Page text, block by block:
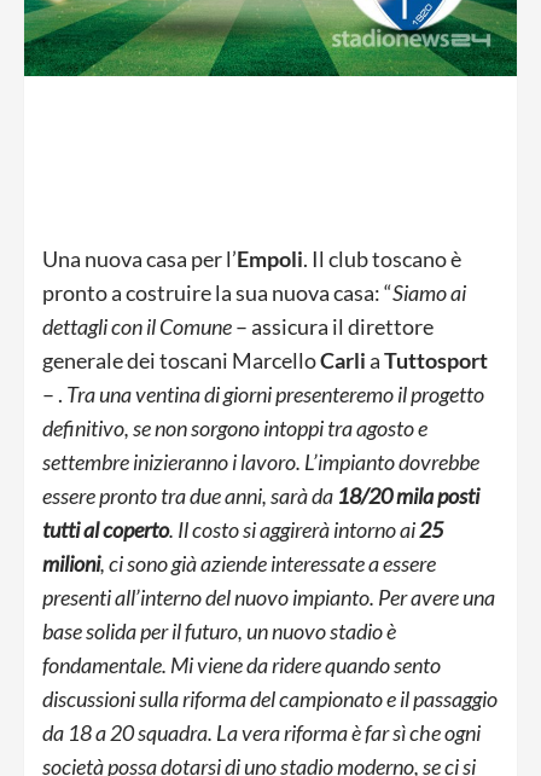
Una nuova casa per l’Empoli. Il club toscano è
pronto a costruire la sua nuova casa: “Siamo ai
dettagli con il Comune– assicura il direttore
generale dei toscani MarcelloCarliaTuttosport
– . Tra una ventina di giorni presenteremo il progetto
definitivo, se non sorgono intoppi tra agosto e
settembre inizieranno i lavoro. L’impianto dovrebbe
essere pronto tra due anni, sarà da 18/20 mila posti
tutti al coperto. Il costo si aggirerà intorno ai25
milioni, ci sono già aziende interessate a essere
presenti all’interno del nuovo impianto. Per avere una
base solida per il futuro, un nuovo stadio è
fondamentale. Mi viene da ridere quando sento
discussioni sulla riforma del campionato e il passaggio
da 18 a 20 squadra. La vera riforma è far sì che ogni
società possa dotarsi di uno stadio moderno, se ci si